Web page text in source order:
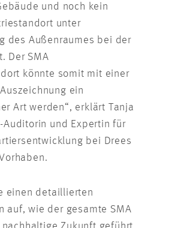
und noch kein
unter
des Außenraumes bei der
Der SMA
könnte somit mit einer
ein
Art werden“, erklärt Tanja
Auditorin und Expertin für
bei Drees
einen detaillierten
auf, wie der gesamte SMA